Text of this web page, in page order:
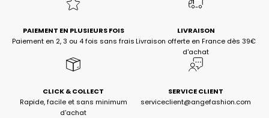
PAIEMENT EN PLUSIEURS FOIS
Paiement en 2, 3 ou 4 fois sans frais
LIVRAISON
Livraison offerte en France dès 39€
d'achat
CLICK & COLLECT
Rapide, facile et sans minimum
d'achat
SERVICE CLIENT
serviceclient@angefashion.com